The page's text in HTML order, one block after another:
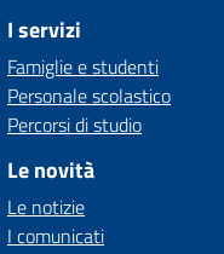
I servizi
Famiglie e studenti
Personale scolastico
Percorsi di studio
Le novità
Le notizie
I comunicati